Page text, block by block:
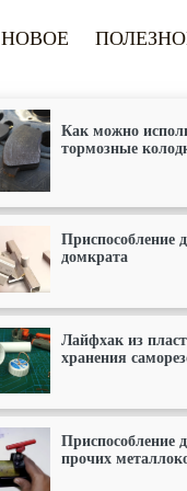
НОВОЕ
Как можно
тормозные
Приспособление
домкрата
Лайфхак из
хранения
Приспособление
прочих